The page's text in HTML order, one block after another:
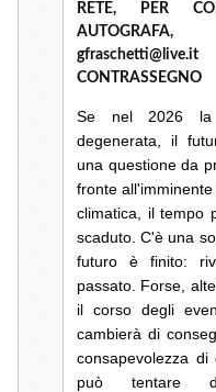
RETE, PER
CONTRASSEGNO
Se nel 2026 la
degenerata, il
una questione da
fronte
climatica, il tempo
scaduto. C'è una
futuro è finito:
passato. Forse,
il corso degli
cambierà di
consapevolezza
può tentare